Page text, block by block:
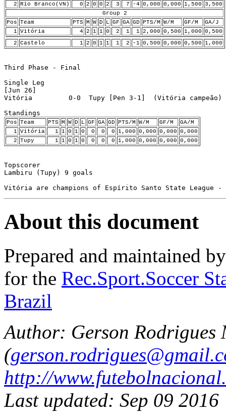
2 Rio Branco(VN) 0 2 0 0 2 3 7 -4 0,000 0,000 1,500 3,500
Group 2
Pos Team PTS M W D L GF GA GD PTS/M W/M GF/M
GA/J
1 Vitória 4 2 1 1 0 2 1 1 2,000 0,500 1,000 0,500
2 Castelo 1 2 0 1 1 1 2 -1 0,500 0,000 0,500 1,000
Third Phase - Final
Single Leg
[Jun 26]
Vitória         0-0  Tupy [Pen 3-1]  (Vitória campeão)
Pos Team PTS M W D L GF GA GD PTS/M W/M GF/M
GA/M
1 Vitória 1 1 0 1 0 0 0 0 1,000 0,000 0,000 0,000
2 Tupy 1 1 0 1 0 0 0 0 1,000 0,000 0,000 0,000
Topscorer
Lambiru (Tupy) 9 goals
About this document
Prepared and maintained
for the Rec.Sport.Soccer
Brazil
Author: Gerson Rodrigues
(
http://
Last updated: Sep 09 2016